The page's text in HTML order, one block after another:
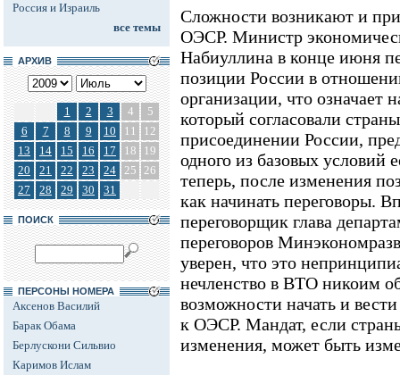
Россия и Израиль
все темы
АРХИВ
1 2 3 4
5
6
7 8 9 10 11
12
13
14 15 16 17 18
19
20
21 22 23 24 25 26
27
28 29 30 31
ПОИСК
ПЕРСОНЫ НОМЕРА
Аксенов Василий
Барак Обама
Берлускони Сильвио
Каримов Ислам
Сложности возникают и
ОЭСР. Министр
Набиуллина в конце июня
позиции России в
организации, что означает
который согласовали
присоединении России,
одного из базовых условий
теперь, после изменения
как начинать переговоры.
переговорщик глава
переговоров
уверен, что это
нечленство в ВТО никоим
возможности начать и
к ОЭСР. Мандат, если
изменения, может быть